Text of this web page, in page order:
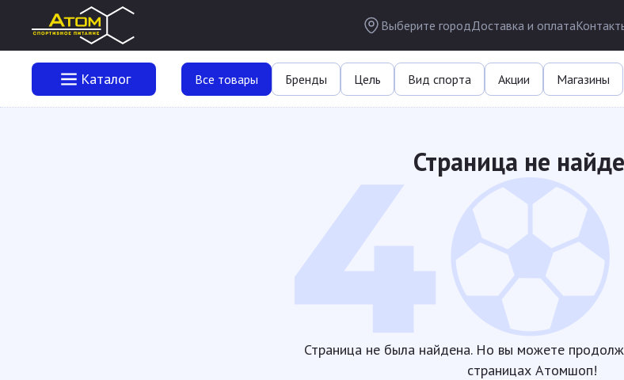
Выберите городДоставка и оплата
Каталог Все товары Бренды Цель Вид спорта Акции Магазины
Страница не
Страница не была найдена. Но вы можете
страницах Атомшоп!